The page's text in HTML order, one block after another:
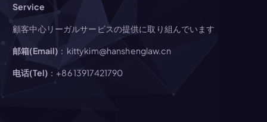
Service
顧客中心リーガルサービスの提供に取り組んでいます
邮箱(Email) ：kittykim@hanshenglaw.cn
电话(Tel) ：+86 13917421790